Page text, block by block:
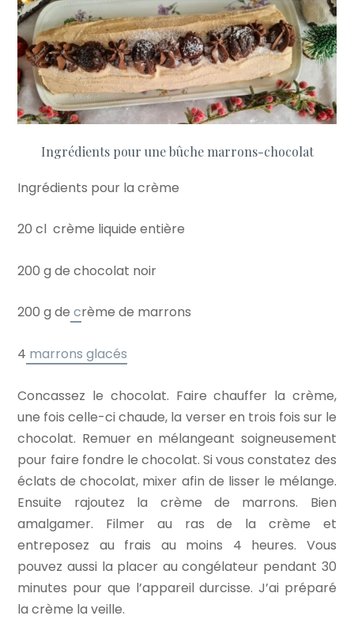
Ingrédients pour une bûche marrons-chocolat
Ingrédients pour la crème
20cl crème liquide entière
200gde chocolat noir
200 g de crème de marrons
4 marrons glacés
Concassez le chocolat. Faire chauffer la crème,
une fois celle-ci chaude, la verser en trois fois sur le
chocolat. Remuer en mélangeant soigneusement
pour faire fondre le chocolat. Si vous constatez des
éclats de chocolat, mixer afin de lisser le mélange.
Ensuite rajoutez la crème de marrons. Bien
amalgamer. Filmer au ras de la crème et
entreposez au frais au moins 4 heures. Vous
pouvez aussi la placer au congélateur pendant 30
minutes pour que l’appareil durcisse. J’ai préparé
la crème la veille.